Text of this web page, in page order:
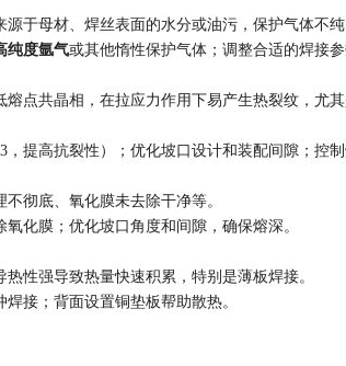
源于母材、焊丝表面的水分或油污，保护气体不
纯度氩气或其他惰性保护气体；调整合适的焊接
熔点共晶相，在拉应力作用下易产生热裂纹，尤
，提高抗裂性）；优化坡口设计和装配间隙；控
彻底、氧化膜未去除干净等。
化膜；优化坡口角度和间隙，确保熔深。
性强导致热量快速积累，特别是薄板焊接。
接；背面设置铜垫板帮助散热。